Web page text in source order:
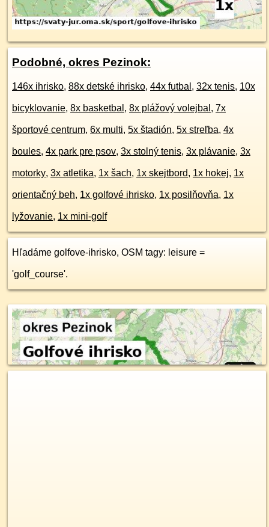
Podobné, okres Pezinok:
146x ihrisko, 88x detské ihrisko, 44x futbal , 32x tenis, 10x
bicyklovanie, 8x basketbal , 8x plážový volejbal , 7x
športové centrum, 6x multi, 5x štadión, 5x streľba, 4x
boules, 4x park pre psov, 3x stolný tenis, 3x plávanie, 3x
motorky, 3x atletika, 1x šach, 1x skejtbord, 1x hokej, 1x
orientačný beh, 1x golfové ihrisko, 1x posilňovňa, 1x
lyžovanie, 1x mini-golf
Hľadáme golfove-ihrisko, OSM tagy: leisure =
'golf_course'.